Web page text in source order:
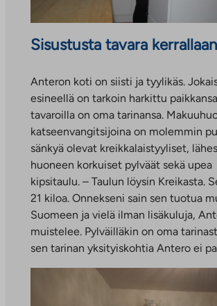
Sisustusta tavara kerrallaan
Anteron koti on siisti ja tyylikäs.
esineellä on tarkoin harkittu
tavaroilla on oma tarinansa.
katseenvangitsijoina on molemmin
sänkyä olevat kreikkalaistyyliset, lähes
huoneen korkuiset pylväät sekä upea
kipsitaulu. – Taulun löysin Kreikasta.
21 kiloa. Onnekseni sain sen tuotua
Suomeen ja vielä ilman lisäkuluja,
muistelee. Pylväilläkin on oma
sen tarinan yksityiskohtia Antero ei